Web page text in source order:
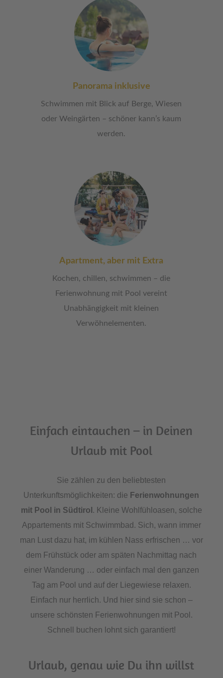
Panorama inklusive
Schwimmen mit Blick auf Berge, Wiesen
oder Weingärten – schöner kann’s kaum
werden.
Apartment, aber mit Extra
Kochen, chillen, schwimmen – die
Ferienwohnung mit Pool vereint
Unabhängigkeit mit kleinen
Verwöhnelementen.
Einfach eintauchen – in Deinen
Urlaub mit Pool
Sie zählen zu den beliebtesten
Unterkunftsmöglichkeiten: die Ferienwohnungen
mit Pool in Südtirol . Kleine Wohlfühloasen, solche
Appartements mit Schwimmbad. Sich, wann immer
man Lust dazu hat, im kühlen Nass erfrischen … vor
dem Frühstück oder am späten Nachmittag nach
einer Wanderung … oder einfach mal den ganzen
Tag am Pool und auf der Liegewiese relaxen.
Einfach nur herrlich. Und hier sind sie schon –
unsere schönsten Ferienwohnungen mit Pool.
Schnell buchen lohnt sich garantiert!
Urlaub, genau wie Du ihn willst